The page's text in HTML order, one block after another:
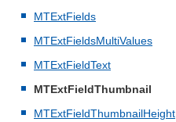
MTExtFields
MTExtFieldsMultiValues
MTExtFieldText
MTExtFieldThumbnail
MTExtFieldThumbnailHeight